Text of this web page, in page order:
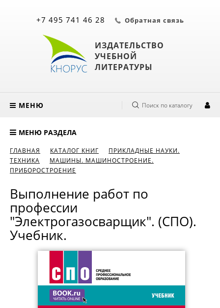
ИЗДАТЕЛЬСТВО
УЧЕБНОЙ
ЛИТЕРАТУРЫ
+7 495 741 46 28 Обратная связь
МЕНЮ Поиск по каталогу
МЕНЮ РАЗДЕЛА
ГЛАВНАЯ КАТАЛОГ КНИГ
ПРИКЛАДНЫЕ НАУКИ.
ТЕХНИКА
МАШИНЫ. МАШИНОСТРОЕНИЕ.
ПРИБОРОСТРОЕНИЕ
Выполнение работ по
профессии
"Электрогазосварщик". (СПО).
Учебник.